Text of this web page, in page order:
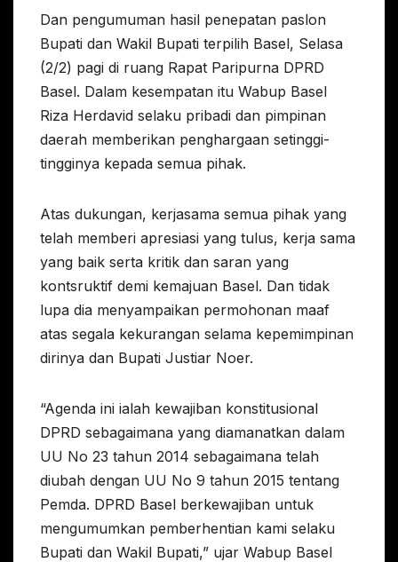
Dan pengumuman hasil penepatan paslon
Bupati dan Wakil Bupati terpilih Basel, Selasa
(2/2) pagi di ruang Rapat Paripurna DPRD
Basel. Dalam kesempatan itu Wabup Basel
Riza Herdavid selaku pribadi dan pimpinan
daerah memberikan penghargaan setinggi-
tingginya kepada semua pihak.
Atas dukungan, kerjasama semua pihak yang
telah memberi apresiasi yang tulus, kerja sama
yang baik serta kritik dan saran yang
kontsruktif demi kemajuan Basel. Dan tidak
lupa dia menyampaikan permohonan maaf
atas segala kekurangan selama kepemimpinan
dirinya dan Bupati Justiar Noer.
“Agenda ini ialah kewajiban konstitusional
DPRD sebagaimana yang diamanatkan dalam
UU No 23 tahun 2014 sebagaimana telah
diubah dengan UU No 9 tahun 2015 tentang
Pemda. DPRD Basel berkewajiban untuk
mengumumkan pemberhentian kami selaku
Bupati dan Wakil Bupati,” ujar Wabup Basel